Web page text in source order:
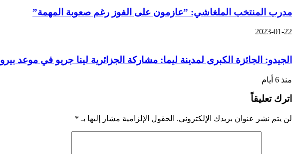
مدرب المنتخب الملغاشي: ”عازمون على الفوز رغم صعوبة المهمة”
2023-01-22
الجيدو: الجائزة الكبرى لمدينة ليما: مشاركة الجزائرية لينا جريو في موعد بيرو
منذ 6 أيام
اترك تعليقاً
لن يتم نشر عنوان بريدك الإلكتروني. الحقول الإلزامية مشار إليها بـ *